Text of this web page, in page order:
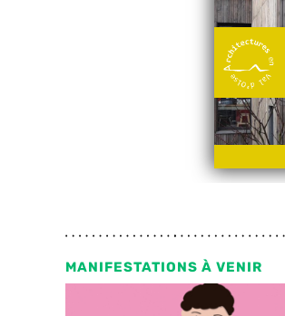
MANIFESTATIONS À VENIR